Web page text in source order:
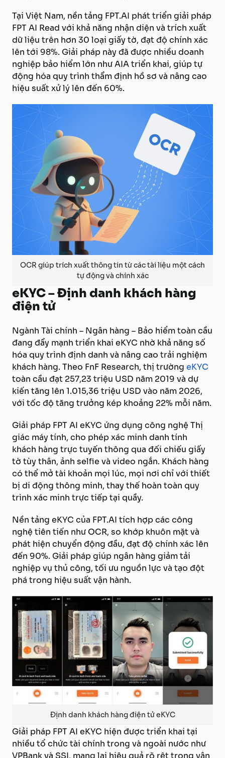
Tại Việt Nam, nền tảng FPT.AI phát triển giải pháp
FPT AI Read với khả năng nhận diện và trích xuất
dữ liệu trên hơn 30 loại giấy tờ, đạt độ chính xác
lên tới 98%. Giải pháp này đã được nhiều doanh
nghiệp bảo hiểm lớn như AIA triển khai, giúp tự
động hóa quy trình thẩm định hồ sơ và nâng cao
hiệu suất xử lý lên đến 60%.
OCR giúp trích xuất thông tin từ các tài liệu một cách
tự động và chính xác
eKYC – Định danh khách hàng
điện tử
Ngành Tài chính – Ngân hàng – Bảo hiểm toàn cầu
đang đẩy mạnh triển khai eKYC nhờ khả năng số
hóa quy trình định danh và nâng cao trải nghiệm
khách hàng. Theo FnF Research, thị trường eKYC
toàn cầu đạt 257,23 triệu USD năm 2019 và dự
kiến tăng lên 1.015,36 triệu USD vào năm 2026,
với tốc độ tăng trưởng kép khoảng 22% mỗi năm.
Giải pháp FPT AI eKYC ứng dụng công nghệ Thị
giác máy tính, cho phép xác minh danh tính
khách hàng trực tuyến thông qua đối chiếu giấy
tờ tùy thân, ảnh selfie và video ngắn. Khách hàng
có thể mở tài khoản mọi lúc, mọi nơi chỉ với thiết
bị di động thông minh, thay thế hoàn toàn quy
trình xác minh trực tiếp tại quầy.
Nền tảng eKYC của FPT.AI tích hợp các công
nghệ tiên tiến như OCR, so khớp khuôn mặt và
phát hiện chuyển động đầu, đạt độ chính xác lên
đến 90%. Giải pháp giúp ngân hàng giảm tải
nghiệp vụ thủ công, tối ưu nguồn lực và tạo đột
phá trong hiệu suất vận hành.
Định danh khách hàng điện tử eKYC
Giải pháp FPT AI eKYC hiện được triển khai tại
nhiều tổ chức tài chính trong và ngoài nước như
VPBank và SSI, mang lại hiệu quả rõ rệt trong vận